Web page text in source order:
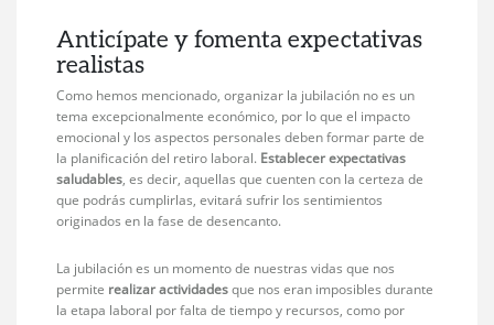
Anticípate y fomenta expectativas
realistas
Como hemos mencionado, organizar la jubilación no es un
tema excepcionalmente económico, por lo que el impacto
emocional y los aspectos personales deben formar parte de
la planificación del retiro laboral. Establecer expectativas
saludables, es decir, aquellas que cuenten con la certeza de
que podrás cumplirlas, evitará sufrir los sentimientos
originados en la fase de desencanto.
La jubilación es un momento de nuestras vidas que nos
permite realizar actividadesque nos eran imposibles durante
la etapa laboral por falta de tiempo y recursos, como por